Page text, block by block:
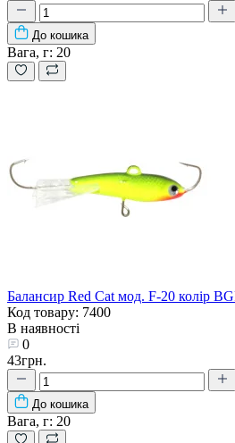
До кошика
Вага, г: 20
Балансир Red Cat мод. F-20 колір
Код товару: 7400
В наявності
0
43грн.
До кошика
Вага, г: 20